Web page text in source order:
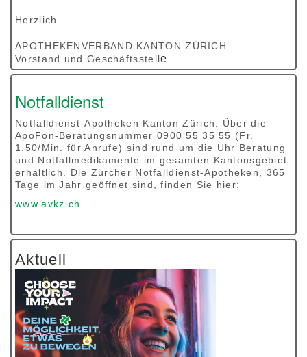
Herzlich
APOTHEKENVERBAND KANTON ZÜRICH
Vorstand und Geschäftsstelle
Notfalldienst
Notfalldienst-Apotheken Kanton Zürich. Über die
ApoFon-Beratungsnummer 0900 55 35 55 (Fr.
1.50/Min. für Anrufe) sind rund um die Uhr Beratung
und Notfallmedikamente im gesamten Kantonsgebiet
erhältlich. Die Zürcher Notfalldienst-Apotheken, 365
Tage im Jahr geöffnet sind, finden Sie hier:
www.avkz.ch
Aktuell